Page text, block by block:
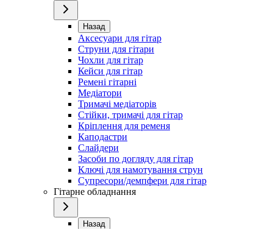
Назад
Аксесуари для гітар
Струни для гітари
Чохли для гітар
Кейси для гітар
Ремені гітарні
Медіатори
Тримачі медіаторів
Стійки, тримачі для гітар
Кріплення для ременя
Каподастри
Слайдери
Засоби по догляду для гітар
Ключі для намотування струн
Супресори/демпфери для гітар
Гітарне обладнання
Назад